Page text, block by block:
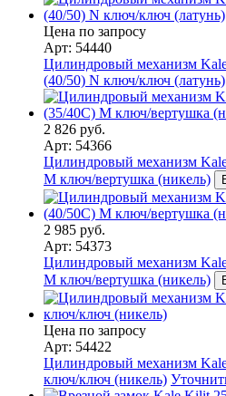
Цена по запросу
Арт: 54440
Цилиндровый механизм
(40/50) N ключ/ключ (латунь)
2 826 руб.
Арт: 54366
Цилиндровый механизм
M ключ/вертушка (никель)
2 985 руб.
Арт: 54373
Цилиндровый механизм
M ключ/вертушка (никель)
Цена по запросу
Арт: 54422
Цилиндровый механизм
ключ/ключ (никель)